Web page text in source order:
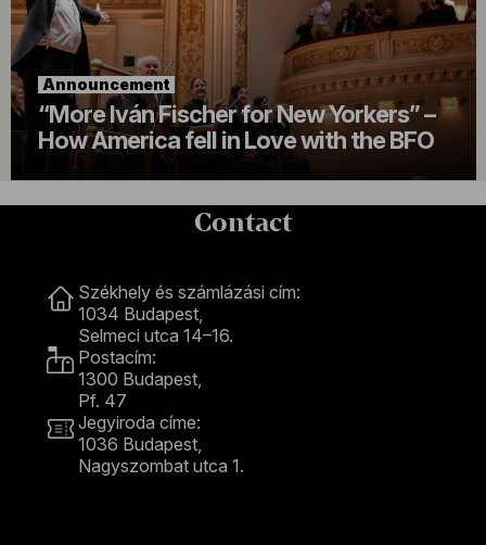
Announcement
“More Iván Fischer for New Yorkers” –
How America fell in Love with the BFO
Contact
Székhely és számlázási cím:
1034 Budapest,
Selmeci utca 14–16.
Postacím:
1300 Budapest,
Pf. 47
Jegyiroda címe:
1036 Budapest,
Nagyszombat utca 1.